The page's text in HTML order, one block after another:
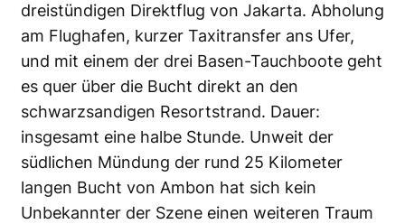
dreistündigen Direktflug von Jakarta. Abholung
am Flughafen, kurzer Taxitransfer ans Ufer,
und mit einem der drei Basen-Tauchboote geht
es quer über die Bucht direkt an den
schwarzsandigen Resort­strand. Dauer:
insgesamt eine halbe Stunde. Unweit der
südlichen Mündung der rund 25 Kilometer
langen Bucht von Ambon hat sich kein
Unbekannter der Szene einen weiteren Traum